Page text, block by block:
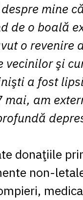
mine
de o boală
o revenire
şi
a fost
mai, am
donaţiile
non-